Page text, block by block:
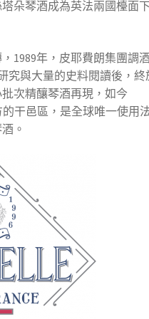
朵琴酒成為英法兩國檯面
1989年，皮耶費朗集團調
究與大量的史料閱讀後，終
次精釀琴酒再現，如今
干邑區，是全球唯一使用
。